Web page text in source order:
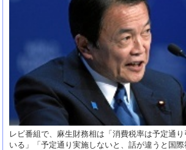
レビ番組で、麻生財務相は「消費税率は予定通
いる」「予定通り実施しないと、話が違うと国